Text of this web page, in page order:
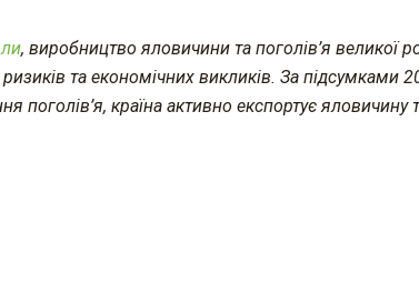
, виробництво яловичини та поголів’я великої
та економічних викликів. За підсумками
поголів’я, країна активно експортує